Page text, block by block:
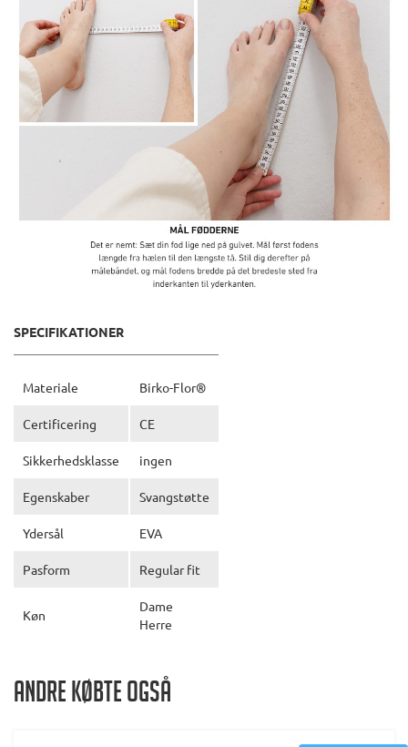
SPECIFIKATIONER
Materiale Birko-Flor®
Certificering CE
Sikkerhedsklasse ingen
Egenskaber Svangstøtte
Ydersål EVA
Pasform Regular fit
Køn
Dame
Herre
Andre købte også